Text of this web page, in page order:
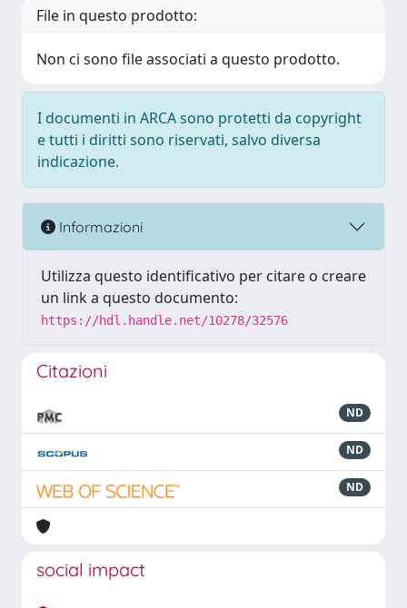
File in questo prodotto:
Non ci sono file associati a questo prodotto.
I documenti in ARCA sono protetti da copyright
e tutti i diritti sono riservati, salvo diversa
indicazione.
Informazioni
Utilizza questo identificativo per citare o creare
un link a questo documento:
https://hdl.handle.net/10278/32576
Citazioni
ND
ND
ND
social impact